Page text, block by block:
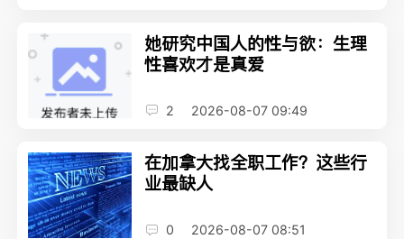
她研究中国人的性与欲：生理
性喜欢才是真爱
2 2026-08-07 09:49
在加拿大找全职工作？这些行
业最缺人
0 2026-08-07 08:51